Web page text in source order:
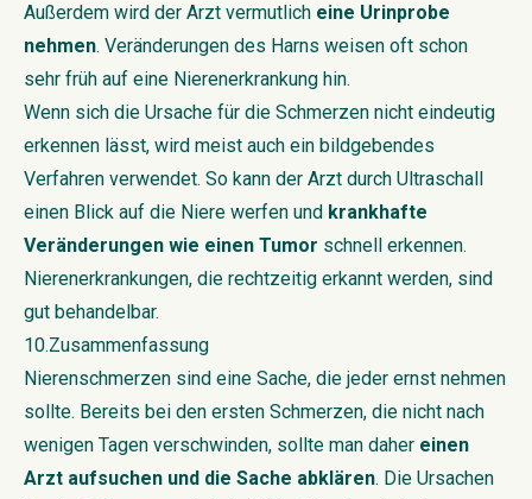
Außerdem wird der Arzt vermutlich eine Urinprobe
nehmen. Veränderungen des Harns weisen oft schon
sehr früh auf eine Nierenerkrankung hin.
Wenn sich die Ursache für die Schmerzen nicht eindeutig
erkennen lässt, wird meist auch ein bildgebendes
Verfahren verwendet. So kann der Arzt durch Ultraschall
einen Blick auf die Niere werfen und krankhafte
Veränderungen wie einen Tumor schnell erkennen.
Nierenerkrankungen, die rechtzeitig erkannt werden, sind
gut behandelbar.
10.Zusammenfassung
Nierenschmerzen sind eine Sache, die jeder ernst nehmen
sollte. Bereits bei den ersten Schmerzen, die nicht nach
wenigen Tagen verschwinden, sollte man daher einen
Arzt aufsuchen und die Sache abklären. Die Ursachen